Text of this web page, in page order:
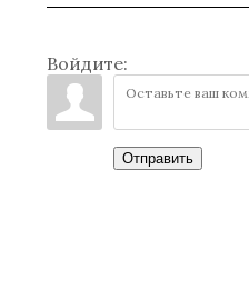
Войдите:
Отправить